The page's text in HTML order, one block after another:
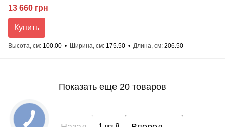
13 660 грн
Купить
Высота, см 100.00 Ширина, см 175.50 Длина, см 206.50
Показать еще 20 товаров